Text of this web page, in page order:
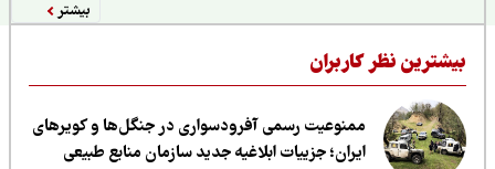
نظر کاربران
ممنوعیت رسمی آفرودسواری در جنگل‌ها و کویرهای
ایران؛ جزییات ابلاغیه جدید سازمان منابع طبیعی